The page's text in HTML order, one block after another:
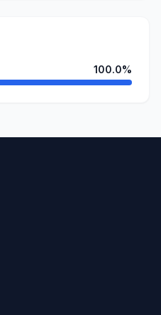
100.0%